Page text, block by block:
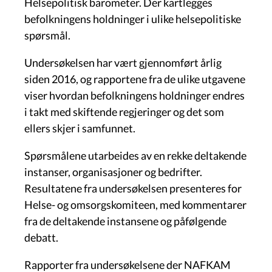
befolkningens holdninger i ulike helsepolitiske
spørsmål.
Undersøkelsen har vært gjennomført årlig
siden 2016, og rapportene fra de ulike utgavene
viser hvordan befolkningens holdninger endres
i takt med skiftende regjeringer og det som
ellers skjer i samfunnet.
Spørsmålene utarbeides av en rekke deltakende
instanser, organisasjoner og bedrifter.
Resultatene fra undersøkelsen presenteres for
Helse- og omsorgskomiteen, med kommentarer
fra de deltakende instansene og påfølgende
debatt.
Rapporter fra undersøkelsene der NAFKAM